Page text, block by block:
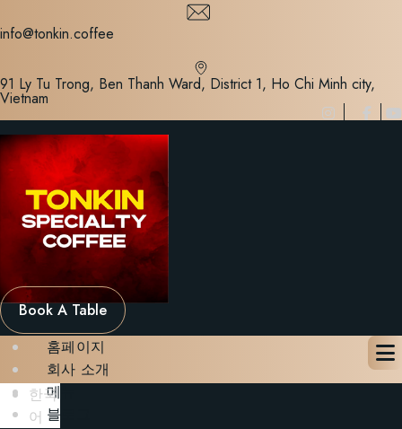
to
info@tonkin.coffee
91 Ly Tu Trong, Ben Thanh Ward, District 1, Ho Chi Minh city,
Vietnam
Book A Table
홈페이지
회사 소개
메뉴
블로그
한국
어